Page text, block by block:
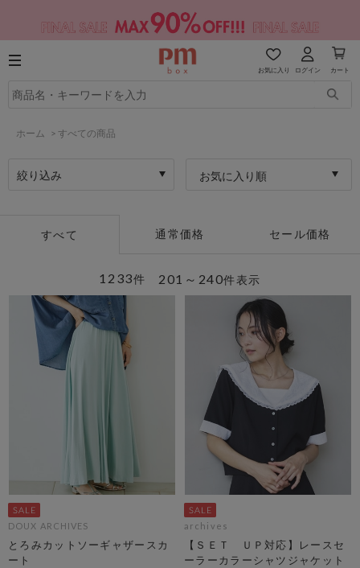
お気に入り ログイン カート
ホーム > すべての商品
絞り込み お気に入り順
すべて 通常価格 セール価格
201～240件表示
1233件
DOUX ARCHIVES
とろみカットソーギャザースカ
ート
archives
【ＳＥＴ ＵＰ対応】レースセ
ーラーカラーシャツジャケット